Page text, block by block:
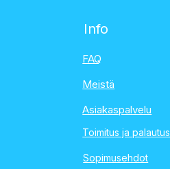
Info
FAQ
Meistä
Asiakaspalvelu
Toimitus ja palautus
Sopimusehdot